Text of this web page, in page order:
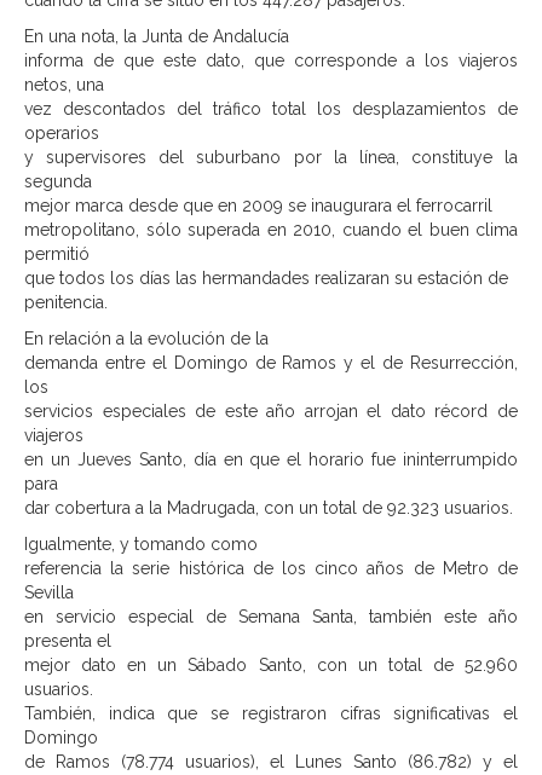
En una nota, la Junta de Andalucía
informa de que este dato, que corresponde a los viajeros
netos, una
vez descontados del tráfico total los desplazamientos de
operarios
y supervisores del suburbano por la línea, constituye la
segunda
mejor marca desde que en 2009 se inaugurara el ferrocarril
metropolitano, sólo superada en 2010, cuando el buen clima
permitió
que todos los días las hermandades realizaran su estación de
penitencia.
En relación a la evolución de la
demanda entre el Domingo de Ramos y el de Resurrección,
los
servicios especiales de este año arrojan el dato récord de
viajeros
en un Jueves Santo, día en que el horario fue ininterrumpido
para
dar cobertura a la Madrugada, con un total de 92.323 usuarios.
Igualmente, y tomando como
referencia la serie histórica de los cinco años de Metro de
Sevilla
en servicio especial de Semana Santa, también este año
presenta el
mejor dato en un Sábado Santo, con un total de 52.960
usuarios.
También, indica que se registraron cifras significativas el
Domingo
de Ramos (78.774 usuarios), el Lunes Santo (86.782) y el